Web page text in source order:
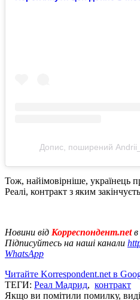
Допис, поширений
Тож, найімовірніше, українець
Реалі, контракт з яким
Новини від Корреспондент.net
Підписуйтесь на наші канали
WhatsApp
Читайте Korrespondent.net в
ТЕГИ: Реал Мадрид, контракт
Якщо ви помітили помилку,